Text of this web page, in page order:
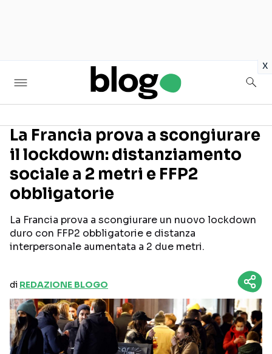
x
Seguici sui social
La Francia prova a scongiurare
il lockdown: distanziamento
sociale a 2 metri e FFP2
obbligatorie
La Francia prova a scongiurare un nuovo lockdown
duro con FFP2 obbligatorie e distanza
interpersonale aumentata a 2 due metri.
di REDAZIONE BLOGO